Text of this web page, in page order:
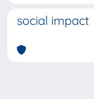
social impact